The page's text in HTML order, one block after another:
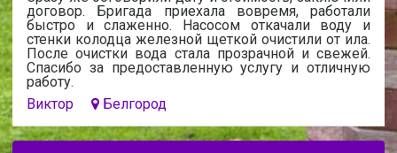
договор. Бригада приехала вовремя, работали
быстро и слаженно. Насосом откачали воду и
стенки колодца железной щеткой очистили от ила.
После очистки вода стала прозрачной и свежей.
Спасибо за предоставленную услугу и отличную
работу.
Виктор
Белгород